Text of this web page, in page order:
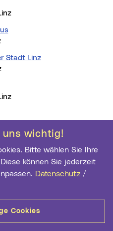
uns wichtig!
können Sie jederzeit
Datenschutz /
Cookies
Stadt Linz